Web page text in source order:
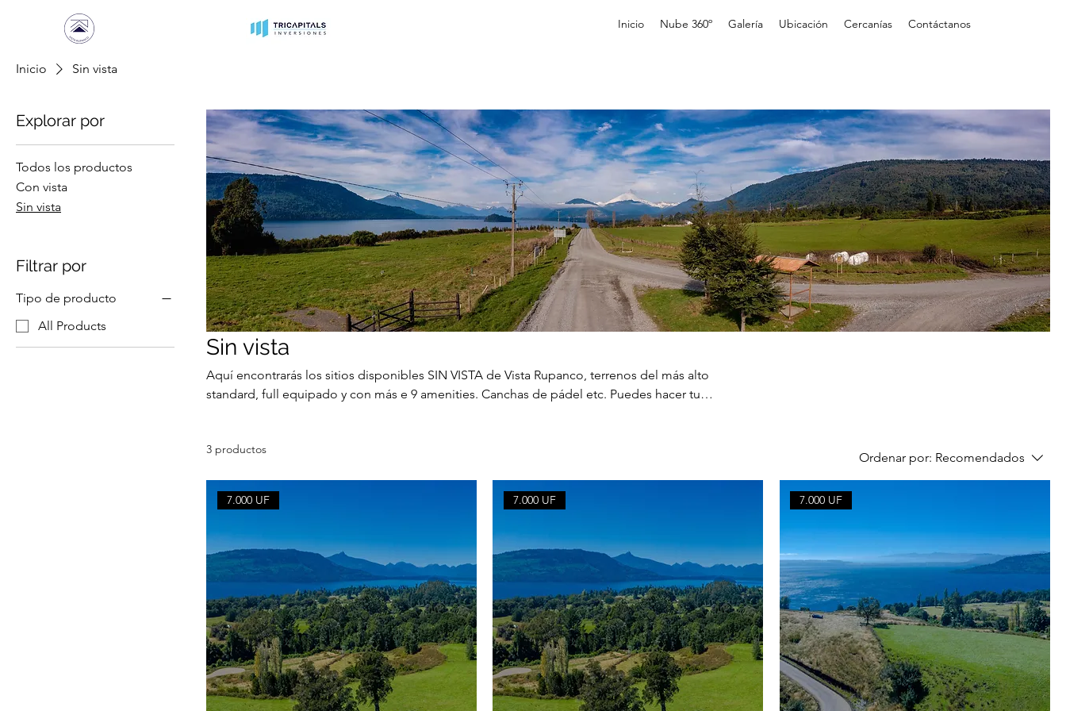
Inicio Nube 360º Galería Ubicación Cercanías Contáctanos
Inicio Sin vista
Explorar por
Todos los productos
Con vista
Sin vista
Filtrar por
Tipo de producto
All Products
Sin vista
Aquí encontrarás los sitios disponibles SIN VISTA de Vista Rupanco, terrenos del más alto
standard, full equipado y con más e 9 amenities. Canchas de pádel etc. Puedes hacer tu
total de tu terreno.
3 productos
Ordenar por: Recomendados
7.000 UF 7.000 UF 7.000 UF